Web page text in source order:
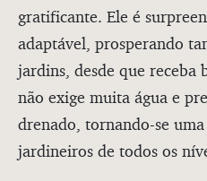
gratificante. Ele é
adaptável, prosperando
jardins, desde que receba
não exige muita água e
drenado, tornando-se
jardineiros de todos os